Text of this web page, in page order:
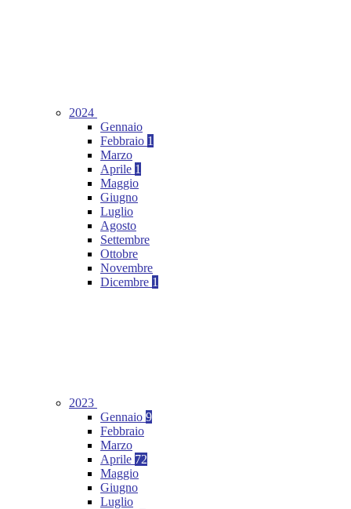
2024
Gennaio
Febbraio 1
Marzo
Aprile 1
Maggio
Giugno
Luglio
Agosto
Settembre
Ottobre
Novembre
Dicembre 1
2023
Gennaio 9
Febbraio
Marzo
Aprile 72
Maggio
Giugno
Luglio